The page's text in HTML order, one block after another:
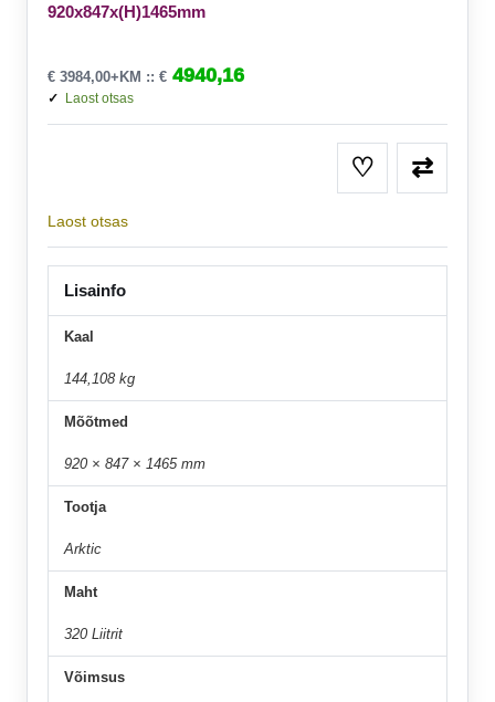
920x847x(H)1465mm
€ 3984,00+KM :: € 4940,16
Laost otsas
♡ ⇄
Laost otsas
Lisainfo
Kaal
144,108 kg
Mõõtmed
920 × 847 × 1465 mm
Tootja
Arktic
Maht
320 Liitrit
Võimsus